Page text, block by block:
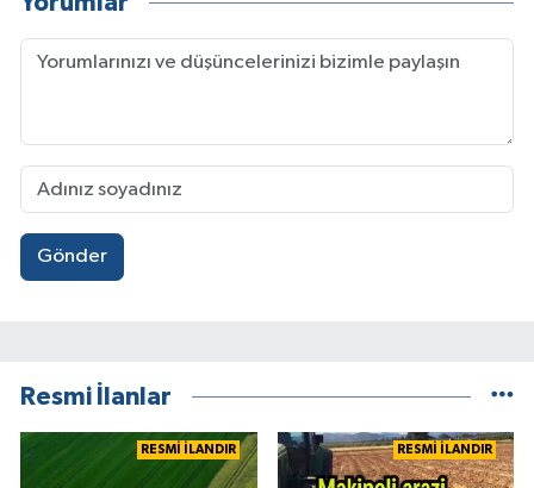
Gönder
Resmi İlanlar
RESMİ İLANDIR RESMİ İLANDIR